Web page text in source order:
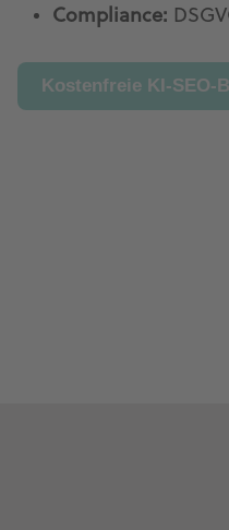
Compliance:
Kostenfreie KI-SEO-